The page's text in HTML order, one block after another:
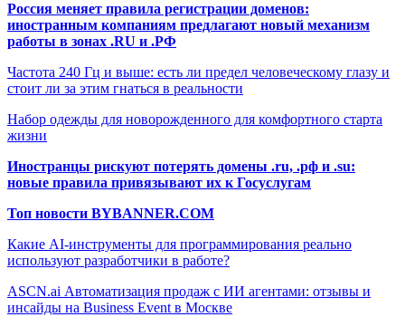
Россия меняет правила регистрации доменов:
иностранным компаниям предлагают новый механизм
работы в зонах .RU и .РФ
Частота 240 Гц и выше: есть ли предел человеческому глазу и
стоит ли за этим гнаться в реальности
Набор одежды для новорожденного для комфортного старта
жизни
Иностранцы рискуют потерять домены .ru, .рф и .su:
новые правила привязывают их к Госуслугам
Топ новости BYBANNER.COM
Какие AI-инструменты для программирования реально
используют разработчики в работе?
ASCN.ai Автоматизация продаж с ИИ агентами: отзывы и
инсайды на Business Event в Москве